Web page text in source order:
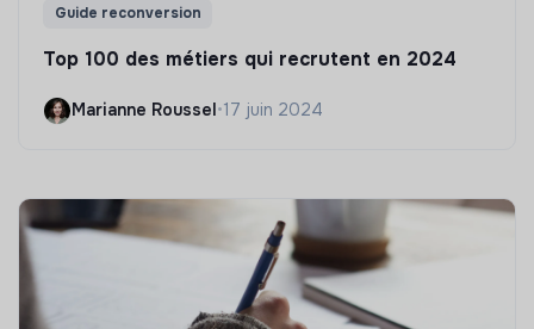
Guide reconversion
Top 100 des métiers qui recrutent en 2024
Marianne Roussel•17 juin 2024